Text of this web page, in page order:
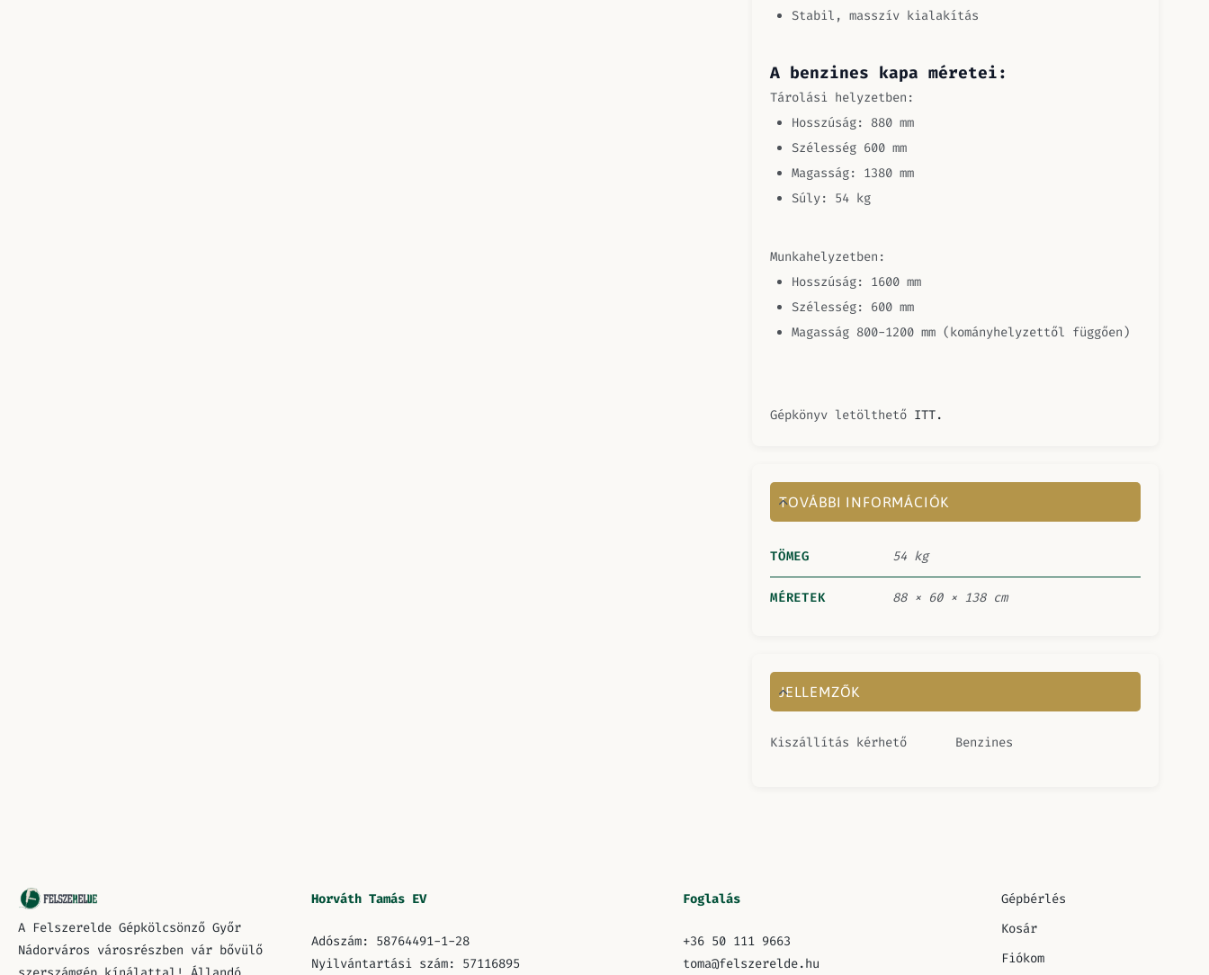
Stabil, masszív kialakítás
A benzines kapa méretei:
Tárolási helyzetben:
Hosszúság: 880 mm
Szélesség 600 mm
Magasság: 1380 mm
Súly: 54 kg
Munkahelyzetben:
Hosszúság: 1600 mm
Szélesség: 600 mm
Magasság 800-1200 mm (kományhelyzettől függően)
Gépkönyv letölthető ITT.
TOVÁBBI INFORMÁCIÓK
TÖMEG 54 kg
MÉRETEK 88 × 60 × 138 cm
JELLEMZŐK
Kiszállítás kérhető Benzines
A Felszerelde Gépkölcsönző Győr
Nádorváros városrészben vár bővülő
Horváth Tamás EV
Adószám: 58764491-1-28
Nyilvántartási szám: 57116895
Foglalás
+36 50 111 9663
toma@felszerelde.hu
Gépbérlés
Kosár
Fiókom